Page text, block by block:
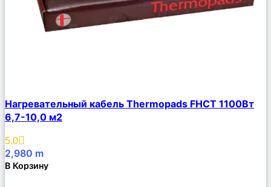
Описание
Избранное
Нагревательный кабель Thermopads FHCТ 1100Вт
6,7-10,0 м2
5.0
2,980 m
В Корзину